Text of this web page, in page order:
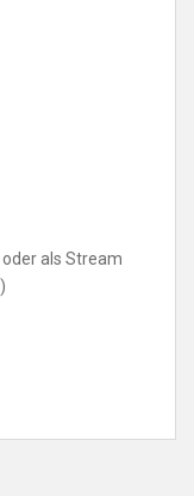
oder als Stream
)